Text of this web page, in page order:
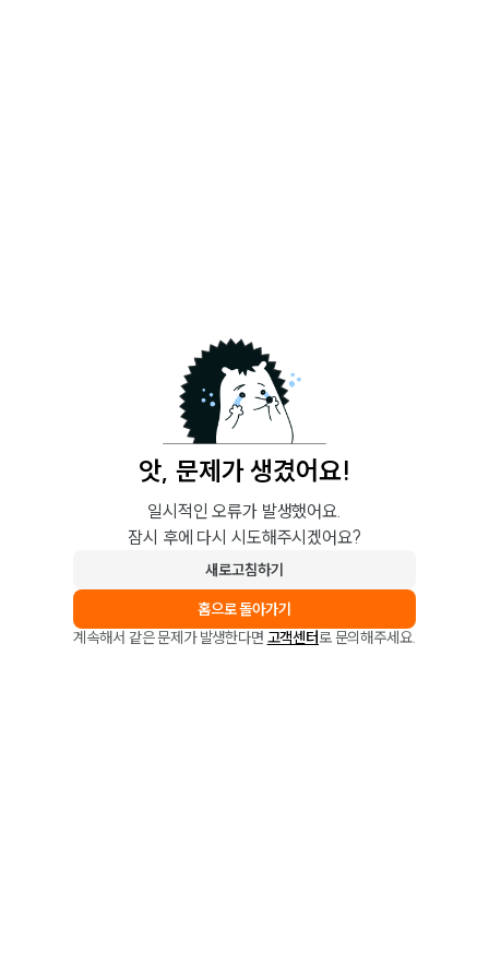
앗, 문제가 생겼어요!
일시적인 오류가 발생했어요.
잠시 후에 다시 시도해주시겠어요?
새로고침하기
홈으로 돌아가기
계속해서 같은 문제가 발생한다면 고객센터로 문의해주세요.